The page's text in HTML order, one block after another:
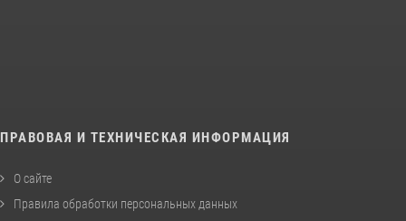
ПРАВОВАЯ И ТЕХНИЧЕСКАЯ ИНФОРМАЦИЯ
О сайте
Правила обработки персональных данных